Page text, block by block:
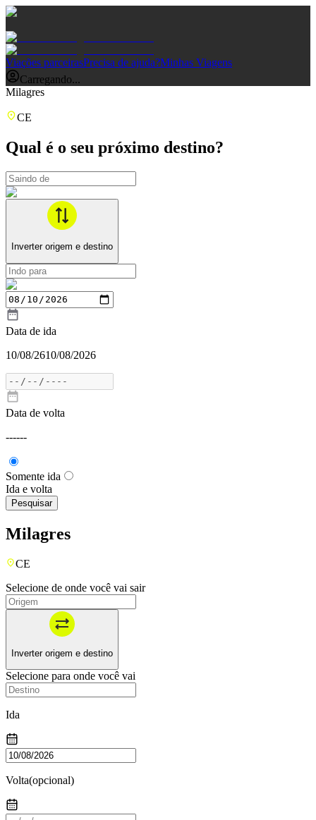
Viações parceirasPrecisa de ajuda?Minhas Viagens
Carregando...
Milagres
CE
Qual é o seu próximo destino?
Inverter origem e destino
Data de ida
10/08/2610/08/2026
Data de volta
------
Somente ida
Ida e volta
Pesquisar
Milagres
CE
Selecione de onde você vai sair
Inverter origem e destino
Selecione para onde você vai
Ida
Volta(opcional)